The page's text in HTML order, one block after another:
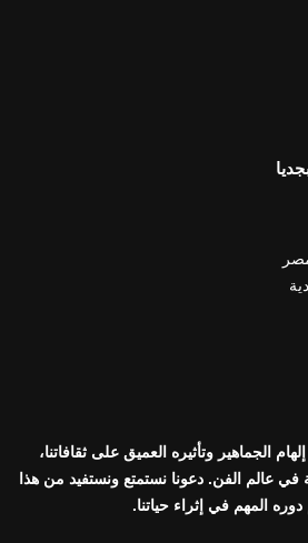
الجماهير وتأثيره العميق على ثقافاتنا،
عالم الفن. دعونا نستمتع ونستفيد من هذا
دوره المهم في إثراء حياتنا.